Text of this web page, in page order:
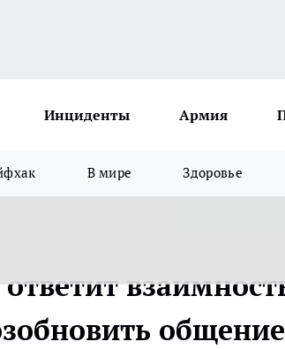
Инциденты Армия
В мире Здоровье
ответит